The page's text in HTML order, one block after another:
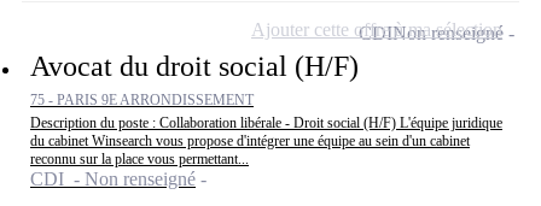
Avocat du droit social (H/F)
75 - PARIS 9E ARRONDISSEMENT
Description du poste : Collaboration libérale - Droit social (H/F) L'équipe juridique
du cabinet Winsearch vous propose d'intégrer une équipe au sein d'un cabinet
reconnu sur la place vous permettant...
CDI - Non renseigné
CDINon renseigné
Ajouter cette offre à ma sélection